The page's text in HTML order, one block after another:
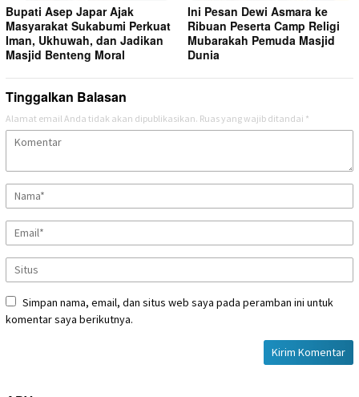
Bupati Asep Japar Ajak
Masyarakat Sukabumi Perkuat
Iman, Ukhuwah, dan Jadikan
Masjid Benteng Moral
Ini Pesan Dewi Asmara ke
Ribuan Peserta Camp Religi
Mubarakah Pemuda Masjid
Dunia
Tinggalkan Balasan
Alamat email Anda tidak akan dipublikasikan. Ruas yang wajib ditandai *
Simpan nama, email, dan situs web saya pada peramban ini untuk
komentar saya berikutnya.